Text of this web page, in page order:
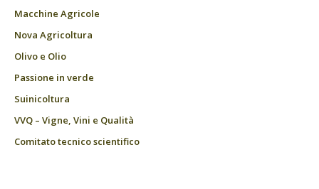
Macchine Agricole
Nova Agricoltura
Olivo e Olio
Passione in verde
Suinicoltura
VVQ – Vigne, Vini e Qualità
Comitato tecnico scientifico